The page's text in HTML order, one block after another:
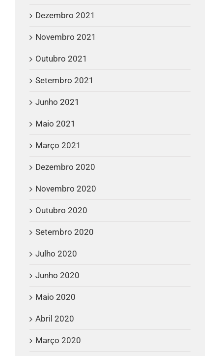
Dezembro 2021
Novembro 2021
Outubro 2021
Setembro 2021
Junho 2021
Maio 2021
Março 2021
Dezembro 2020
Novembro 2020
Outubro 2020
Setembro 2020
Julho 2020
Junho 2020
Maio 2020
Abril 2020
Março 2020